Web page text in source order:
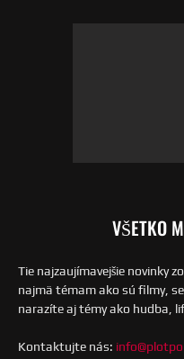
VŠETKO
Tie najzaujímavejšie novinky
najmä témam ako sú filmy,
narazíte aj témy ako hudba,
Kontaktujte nás: